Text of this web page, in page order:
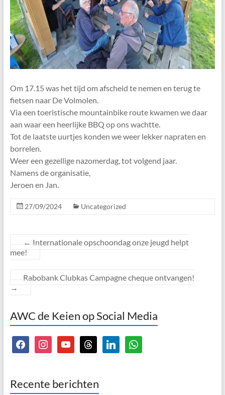
Om 17.15 was het tijd om afscheid te nemen en terug te
fietsen naar De Volmolen.
Via een toeristische mountainbike route kwamen we daar
aan waar een heerlijke BBQ op ons wachtte.
Tot de laatste uurtjes konden we weer lekker napraten en
borrelen.
Weer een gezellige nazomerdag, tot volgend jaar.
Namens de organisatie,
Jeroen en Jan.
27/09/2024 Uncategorized
← Internationale opschoondag onze jeugd helpt
mee!
Rabobank Clubkas Campagne cheque ontvangen!
→
AWC de Keien op Social Media
facebookinstagramyoutubethreads linkedinwhatsapp
Recente berichten